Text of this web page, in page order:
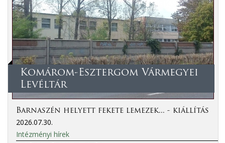
Komárom-Esztergom Vármegyei
Levéltár
Barnaszén helyett fekete lemezek... - kiállítás
2026.07.30.
Intézményi hírek